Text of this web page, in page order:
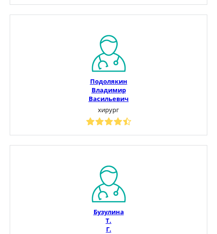
Подолякин
Владимир
Васильевич
хирург
Бузулина
Т.
Г.